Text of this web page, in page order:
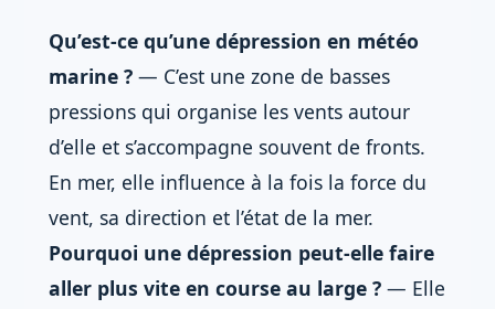
Qu’est-ce qu’une dépression en météo
marine ? — C’est une zone de basses
pressions qui organise les vents autour
d’elle et s’accompagne souvent de fronts.
En mer, elle influence à la fois la force du
vent, sa direction et l’état de la mer.
Pourquoi une dépression peut-elle faire
aller plus vite en course au large ? — Elle